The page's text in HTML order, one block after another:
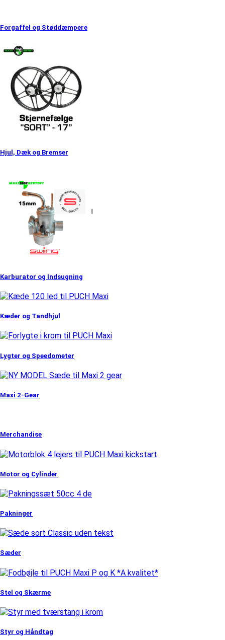
Forgaffel og Støddæmpere
Hjul, Dæk og Bremser
Karburator og Indsugning
Kæder og Tandhjul
Lygter og Speedometer
Maxi 2-Gear
Merchandise
Motor og Cylinder
Pakninger
Sæder
Stel og Skærme
Styr og Håndtag